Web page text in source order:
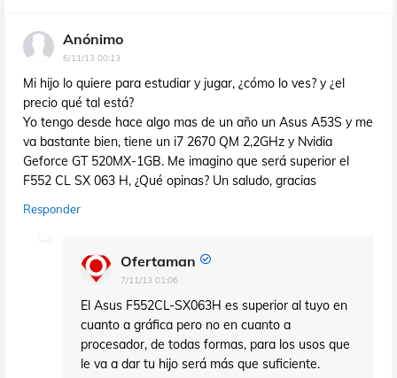
Anónimo
6/11/13 00:13
Mi hijo lo quiere para estudiar y jugar, ¿cómo lo ves? y ¿el
precio qué tal está?
Yo tengo desde hace algo mas de un año un Asus A53S y me
va bastante bien, tiene un i7 2670 QM 2,2GHz y Nvidia
Geforce GT 520MX-1GB. Me imagino que será superior el
F552 CL SX 063 H, ¿Qué opinas? Un saludo, gracias
Responder
Ofertaman
7/11/13 01:06
El Asus F552CL-SX063H es superior al tuyo en
cuanto a gráfica pero no en cuanto a
procesador, de todas formas, para los usos que
le va a dar tu hijo será más que suficiente.